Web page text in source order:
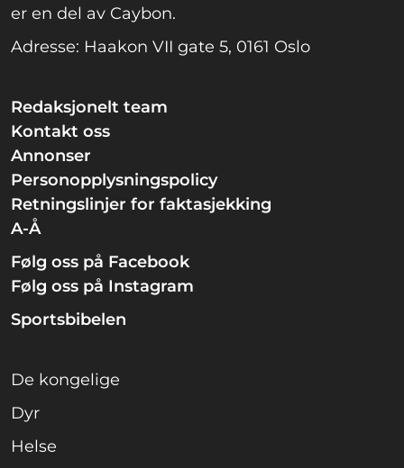
er en del av Caybon.
Adresse: Haakon VII gate 5, 0161 Oslo
Redaksjonelt team
Kontakt oss
Annonser
Personopplysningspolicy
Retningslinjer for faktasjekking
A-Å
Følg oss på Facebook
Følg oss på Instagram
Sportsbibelen
De kongelige
Dyr
Helse